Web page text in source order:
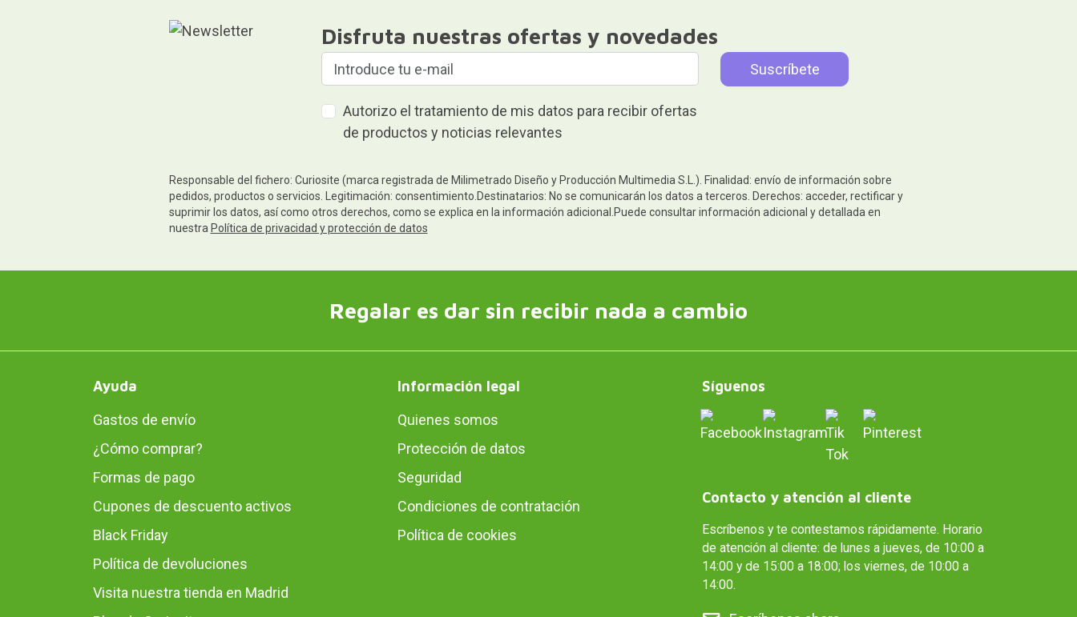
Disfruta nuestras ofertas y novedades
Autorizo el tratamiento de mis datos para recibir ofertas
de productos y noticias relevantes
Responsable del fichero: Curiosite (marca registrada de Milimetrado Diseño y Producción Multimedia S.L.). Finalidad: envío de información sobre
pedidos, productos o servicios. Legitimación: consentimiento.Destinatarios: No se comunicarán los datos a terceros. Derechos: acceder, rectificar y
suprimir los datos, así como otros derechos, como se explica en la información adicional.Puede consultar información adicional y detallada en
nuestra Política de privacidad y protección de datos
Regalar es dar sin recibir nada a cambio
Ayuda
Gastos de envío
¿Cómo comprar?
Formas de pago
Cupones de descuento activos
Black Friday
Política de devoluciones
Visita nuestra tienda en Madrid
Información legal
Quienes somos
Protección de datos
Seguridad
Condiciones de contratación
Política de cookies
Síguenos
Contacto y atención al cliente
Escríbenos y te contestamos rápidamente. Horario
de atención al cliente: de lunes a jueves, de 10:00 a
14:00 y de 15:00 a 18:00; los viernes, de 10:00 a
14:00.